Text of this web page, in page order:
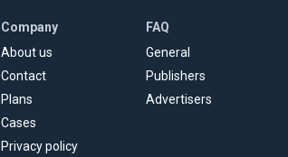
Company
About us
Contact
Plans
Cases
Privacy policy
FAQ
General
Publishers
Advertisers